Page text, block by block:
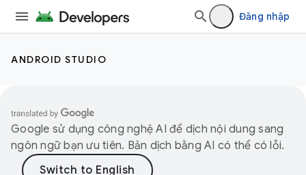
Đăng nhập
ANDROID STUDIO
Google sử dụng công nghệ AI để dịch nội dung sang
ngôn ngữ bạn ưu tiên. Bản dịch bằng AI có thể có lỗi.